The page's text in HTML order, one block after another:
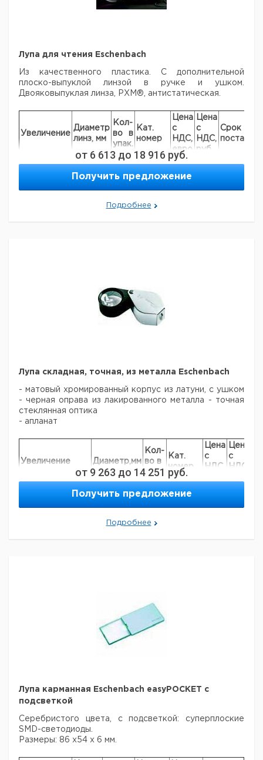
Лупа для чтения Eschenbach
Из качественного пластика. С дополнительной
плоско-выпуклой линзой в ручке и ушком.
Двояковыпуклая линза, PXM®, антистатическая.
Увеличение
Диаметр
линз, мм
Кол-
во в
упак.
Кат.
номер
Цена
с
НДС,
евро
Цена
с
НДС,
руб
Срок
поставки
3x 65 1
9151680
80 1
9151682
2.5x
80 x 40 1 9151688
от 6 613 до 18 916 руб.
Получить предложение
Подробнее
Лупа складная, точная, из металла Eschenbach
- матовый хромированный корпус из латуни, с ушком
- черная оправа из лакированного металла - точная
стеклянная оптика
- апланат
Увеличение Диаметр,мм
Кол-
во в
упак.
Кат.
номер
Цена
с
НДС,
Цена
с
НДС,
17 1 9151040
1
8x,
от 9 263 до 14 251 руб.
Получить предложение
Подробнее
Лупа карманная Eschenbach easyPOCKET с
подсветкой
Серебристого цвета, с подсветкой: суперплоские
SMD-светодиоды.
Размеры: 86 х54 x 6 мм.